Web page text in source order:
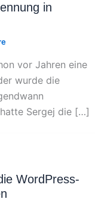
in
vor Jahren eine
wurde die
Sergej die […]
WordPress-